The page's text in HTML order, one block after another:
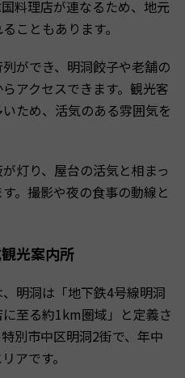
料理店が連なるため、地元
こともあります。
ができ、明洞餃子や老舗の
アクセスできます。観光客
ため、活気のある雰囲気を
灯り、屋台の活気と相まっ
。撮影や夜の食事の動線と
光案内所
明洞は「地下鉄4号線明洞
至る約1km圏域」と定義さ
別市中区明洞2街で、年中
アです。